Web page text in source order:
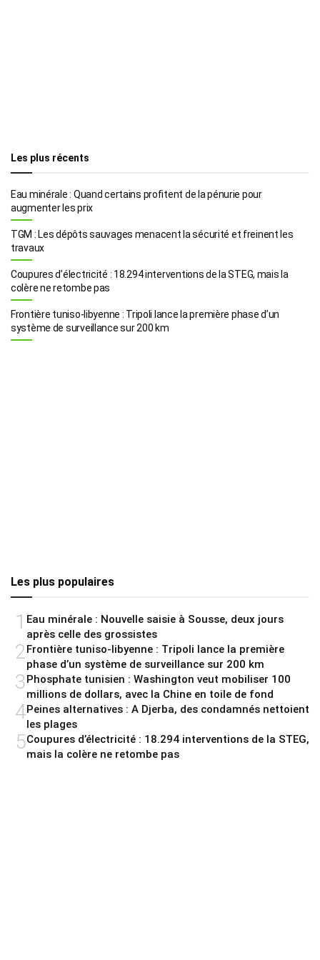
Les plus récents
Eau minérale : Quand certains profitent de la pénurie pour
augmenter les prix
TGM : Les dépôts sauvages menacent la sécurité et freinent les
travaux
Coupures d’électricité : 18.294 interventions de la STEG, mais la
colère ne retombe pas
Frontière tuniso-libyenne : Tripoli lance la première phase d’un
système de surveillance sur 200 km
Les plus populaires
1 Eau minérale : Nouvelle saisie à Sousse, deux jours
après celle des grossistes
2Frontière tuniso-libyenne : Tripoli lance la première
phase d’un système de surveillance sur 200 km
3Phosphate tunisien : Washington veut mobiliser 100
millions de dollars, avec la Chine en toile de fond
4Peines alternatives : A Djerba, des condamnés nettoient
les plages
5Coupures d’électricité : 18.294 interventions de la STEG,
mais la colère ne retombe pas